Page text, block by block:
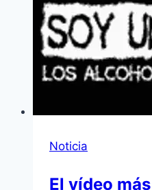
Noticia
El vídeo